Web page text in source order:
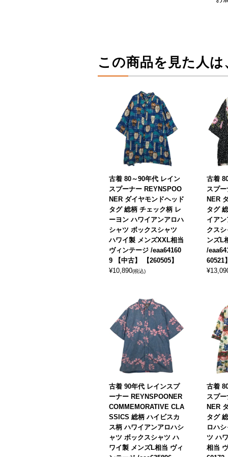
この商品を見た人
古着 80～90年代 レイン
スプーナー REYNSPOO
NER ダイヤモンドヘッド
タグ 総柄 チェック柄 レ
ーヨン ハワイアンアロハ
シャツ ボックスシャツ
ハワイ製 メンズXXL相当
ヴィンテージ /eaa64160
9 【中古】 【260505】
¥10,890(税込)
古着
スプ
NER
タグ
イア
クス
ンズL
/
60521
¥
古着 90年代 レインスプ
ーナー REYNSPOONER
COMMEMORATIVE CLA
SSICS 総柄 ハイビスカ
ス柄 ハワイアンアロハシ
ャツ ボックスシャツ ハ
ワイ製 メンズL相当 ヴィ
古着
スプ
NER
タグ
ロハ
ツ ハ
相当